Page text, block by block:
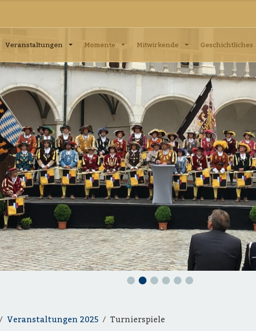
Veranstaltungen Momente Mitwirkende Geschichtliches
Veranstaltungen 2025 Turnierspiele